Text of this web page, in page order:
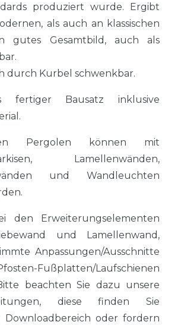
produziert wurde. Ergibt
als auch an klassischen
gutes Gesamtbild, auch als
durch Kurbel schwenkbar.
fertiger Bausatz inklusive
Pergolen können mit
Lamellenwänden,
und Wandleuchten
den Erweiterungselementen
und Lamellenwand,
Anpassungen/Ausschnitte
Fußplatten/Laufschienen
beachten Sie dazu unsere
diese finden Sie
oder fordern